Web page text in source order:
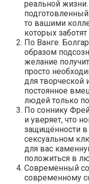
реальной
то вашими
которых
По Ванге.
образом
желание
просто
для творческой
постоянное
людей только
По соннику
и уверяет, что
защищённости
сексуальном
для вас
положиться в
Современный
современному